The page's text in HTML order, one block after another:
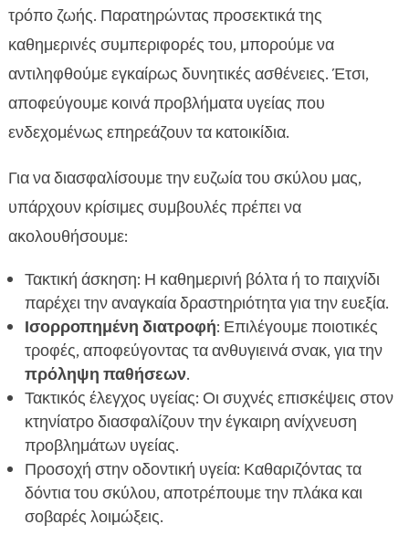
τρόπο ζωής. Παρατηρώντας προσεκτικά της
καθημερινές συμπεριφορές του, μπορούμε να
αντιληφθούμε εγκαίρως δυνητικές ασθένειες. Έτσι,
αποφεύγουμε κοινά προβλήματα υγείας που
ενδεχομένως επηρεάζουν τα κατοικίδια.
Για να διασφαλίσουμε την ευζωία του σκύλου μας,
υπάρχουν κρίσιμες συμβουλές πρέπει να
ακολουθήσουμε:
Τακτική άσκηση: Η καθημερινή βόλτα ή το παιχνίδι
παρέχει την αναγκαία δραστηριότητα για την ευεξία.
Ισορροπημένη διατροφή: Επιλέγουμε ποιοτικές
τροφές, αποφεύγοντας τα ανθυγιεινά σνακ, για την
πρόληψη παθήσεων.
Τακτικός έλεγχος υγείας: Οι συχνές επισκέψεις στον
κτηνίατρο διασφαλίζουν την έγκαιρη ανίχνευση
προβλημάτων υγείας.
Προσοχή στην οδοντική υγεία: Καθαριζόντας τα
δόντια του σκύλου, αποτρέπουμε την πλάκα και
σοβαρές λοιμώξεις.